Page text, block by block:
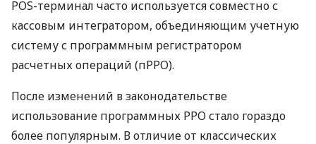
POS-терминал часто используется совместно с
кассовым интегратором, объединяющим учетную
систему с программным регистратором
расчетных операций (пРРО).
После изменений в законодательстве
использование программных РРО стало гораздо
более популярным. В отличие от классических